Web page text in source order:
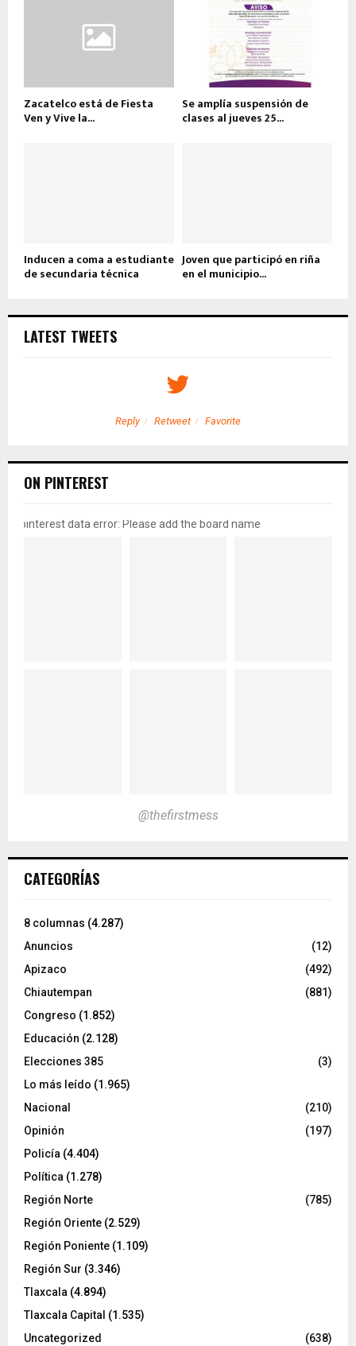
Zacatelco está de Fiesta
Ven y Vive la...
Se amplía suspensión de
clases al jueves 25...
Inducen a coma a estudiante
de secundaria técnica
Joven que participó en riña
en el municipio...
LATEST TWEETS
Reply Retweet Favorite
ON PINTEREST
pinterest data error: Please add the board name
@thefirstmess
CATEGORÍAS
8 columnas (4.287)
Anuncios
(12)
Apizaco
(492)
Chiautempan
(881)
Congreso (1.852)
Educación (2.128)
Elecciones 385
(3)
Lo más leído (1.965)
Nacional
(210)
Opinión
(197)
Policía (4.404)
Política (1.278)
Región Norte
(785)
Región Oriente (2.529)
Región Poniente (1.109)
Región Sur (3.346)
Tlaxcala (4.894)
Tlaxcala Capital (1.535)
Uncategorized
(638)